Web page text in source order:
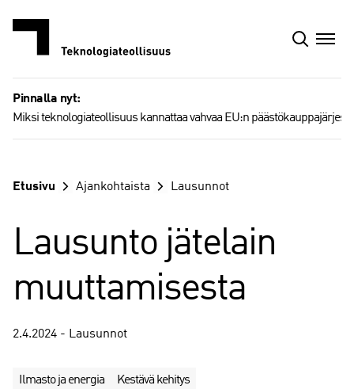
Pinnalla nyt:
Miksi teknologiateollisuus kannattaa vahvaa EU:n
Etusivu Ajankohtaista Lausunnot
Lausunto jätelain
muuttamisesta
2.4.2024 - Lausunnot
Ilmasto ja energia Kestävä kehitys